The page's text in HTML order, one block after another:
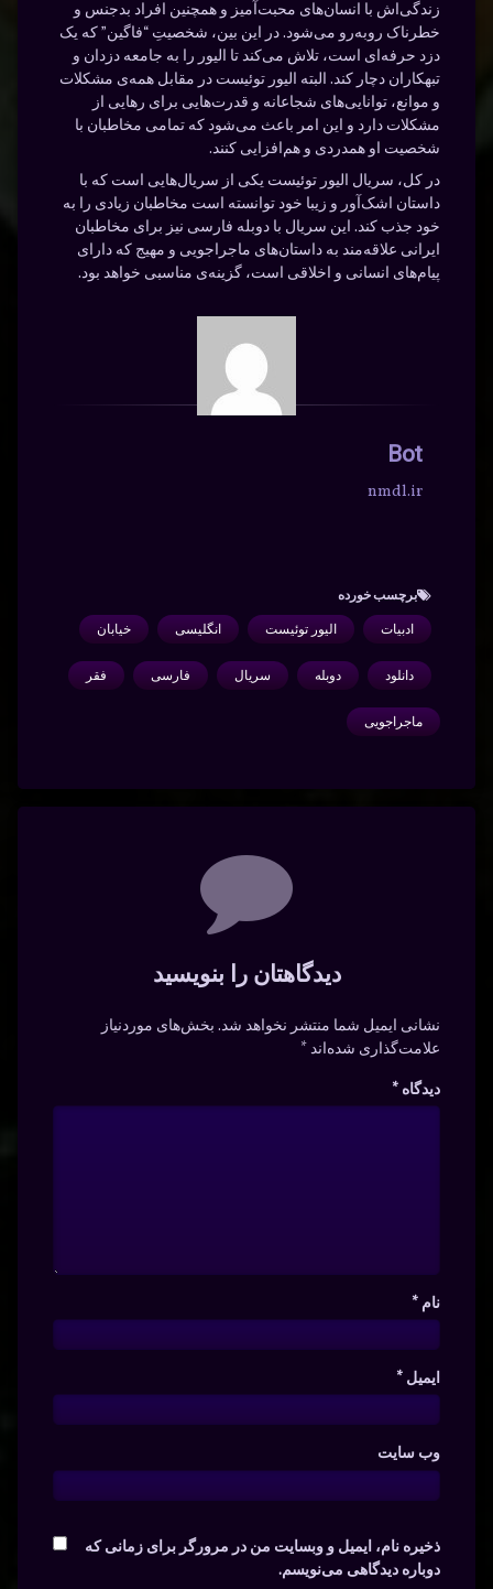
زندگی‌اش با انسان‌های محبت‌آمیز و همچنین افراد بدجنس و
خطرناک روبه‌رو می‌شود. در این بین، شخصیتِ “فاگین” که یک
دزد حرفه‌ای است، تلاش می‌کند تا الیور را به جامعه دزدان و
تبهکاران دچار کند. البته الیور توئیست در مقابل همه‌ی مشکلات
و موانع، توانایی‌های شجاعانه و قدرت‌هایی برای رهایی از
مشکلات دارد و این امر باعث می‌شود که تمامی مخاطبان با
شخصیت او همدردی و هم‌افزایی کنند.
در کل، سریال الیور توئیست یکی از سریال‌هایی است که با
داستان اشک‌آور و زیبا خود توانسته است مخاطبان زیادی را به
خود جذب کند. این سریال با دوبله فارسی نیز برای مخاطبان
ایرانی علاقه‌مند به داستان‌های ماجراجویی و مهیج که دارای
پیام‌های انسانی و اخلاقی است، گزینه‌ی مناسبی خواهد بود.
Bot
nmdl.ir
برچسب‌ خورده
ادبیات الیور توئیست انگلیسی خیابان
دانلود دوبله سریال فارسی فقر
ماجراجویی
دیدگاهتان را بنویسید
نشانی ایمیل شما منتشر نخواهد شد. بخش‌های موردنیاز
علامت‌گذاری شده‌اند*
دیدگاه *
نام *
ایمیل *
وب‌ سایت
ذخیره نام، ایمیل و وبسایت من در مرورگر برای زمانی که
دوباره دیدگاهی می‌نویسم.